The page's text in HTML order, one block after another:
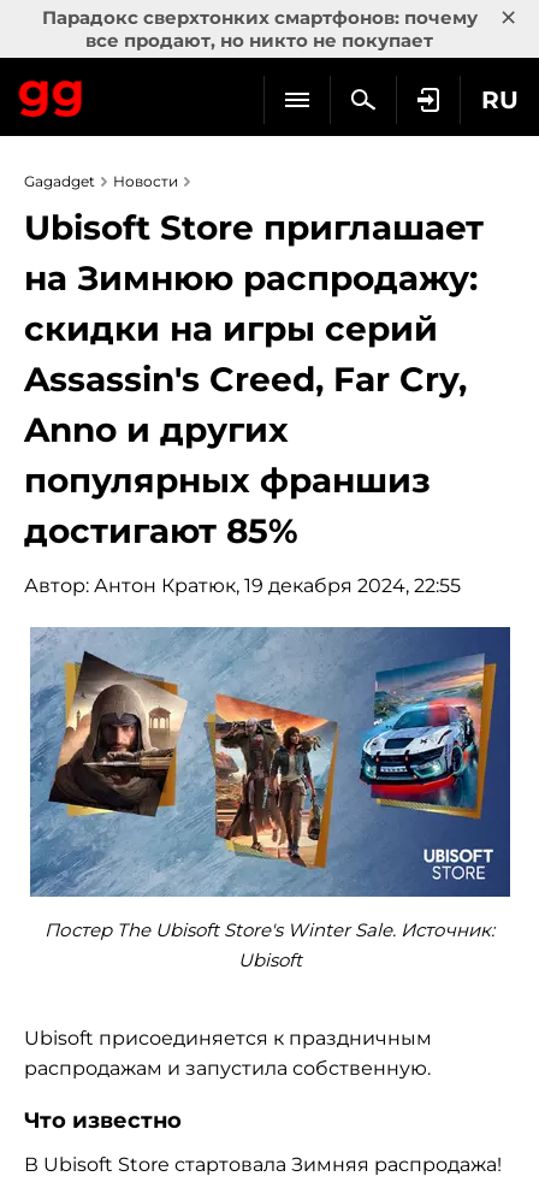
Парадокс сверхтонких смартфонов: почему
все продают, но никто не покупает
×
RU
Gagadget Новости
Ubisoft Store приглашает
на Зимнюю распродажу:
скидки на игры серий
Assassin's Creed, Far Cry,
Anno и других
популярных франшиз
достигают 85%
Автор: Антон Кратюк, 19 декабря 2024, 22:55
Постер The Ubisoft Store's Winter Sale. Источник:
Ubisoft
Ubisoft присоединяется к праздничным
распродажам и запустила собственную.
Что известно
В Ubisoft Store стартовала Зимняя распродажа!